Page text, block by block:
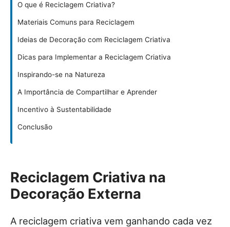
O que é Reciclagem Criativa?
Materiais Comuns para Reciclagem
Ideias de Decoração com Reciclagem Criativa
Dicas para Implementar a Reciclagem Criativa
Inspirando-se na Natureza
A Importância de Compartilhar e Aprender
Incentivo à Sustentabilidade
Conclusão
Reciclagem Criativa na
Decoração Externa
A reciclagem criativa vem ganhando cada vez